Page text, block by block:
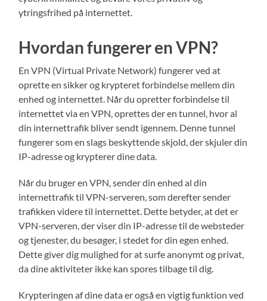
ytringsfrihed på internettet.
Hvordan fungerer en VPN?
En VPN (Virtual Private Network) fungerer ved at
oprette en sikker og krypteret forbindelse mellem din
enhed og internettet. Når du opretter forbindelse til
internettet via en VPN, oprettes der en tunnel, hvor al
din internettrafik bliver sendt igennem. Denne tunnel
fungerer som en slags beskyttende skjold, der skjuler din
IP-adresse og krypterer dine data.
Når du bruger en VPN, sender din enhed al din
internettrafik til VPN-serveren, som derefter sender
trafikken videre til internettet. Dette betyder, at det er
VPN-serveren, der viser din IP-adresse til de websteder
og tjenester, du besøger, i stedet for din egen enhed.
Dette giver dig mulighed for at surfe anonymt og privat,
da dine aktiviteter ikke kan spores tilbage til dig.
Krypteringen af dine data er også en vigtig funktion ved